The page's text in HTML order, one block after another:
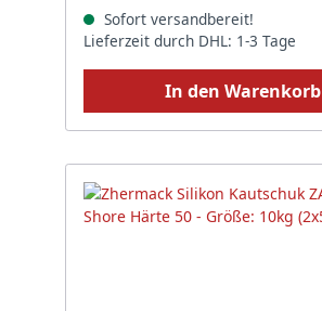
Sofort versandbereit!
Lieferzeit durch DHL: 1-3 Tage
In den Warenkorb